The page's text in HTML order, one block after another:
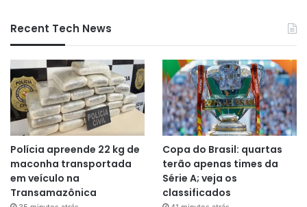
Recent Tech News
Polícia apreende 22 kg de
maconha transportada
em veículo na
Transamazônica
Copa do Brasil: quartas
terão apenas times da
Série A; veja os
classificados